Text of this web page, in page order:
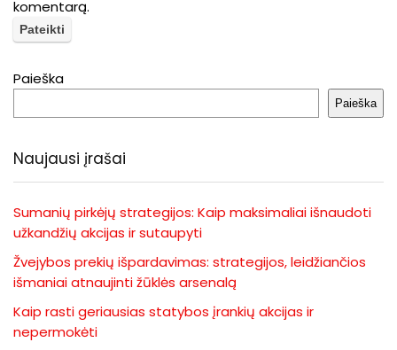
komentarą.
Paieška
Paieška
Naujausi įrašai
Sumanių pirkėjų strategijos: Kaip maksimaliai išnaudoti
užkandžių akcijas ir sutaupyti
Žvejybos prekių išpardavimas: strategijos, leidžiančios
išmaniai atnaujinti žūklės arsenalą
Kaip rasti geriausias statybos įrankių akcijas ir
nepermokėti